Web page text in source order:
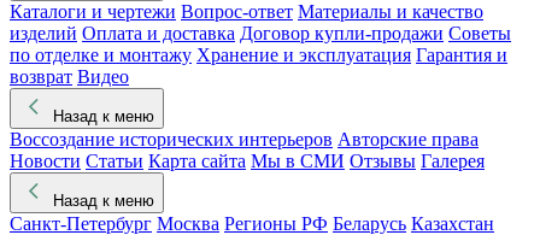
Каталоги и чертежи Вопрос-ответ Материалы и качество
изделий Оплата и доставка Договор купли-продажи Советы
по отделке и монтажу Хранение и эксплуатация Гарантия и
возврат Видео
Назад к меню
Воссоздание исторических интерьеров Авторские права
Новости Статьи Карта сайта Мы в СМИ Отзывы Галерея
Назад к меню
Санкт-Петербург Москва Регионы РФ Беларусь Казахстан